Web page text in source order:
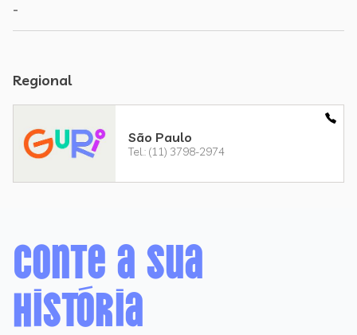
-
Regional
São Paulo
Tel.: (11) 3798-2974
Conte a sua
história